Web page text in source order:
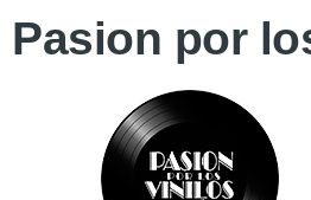
Pasion por